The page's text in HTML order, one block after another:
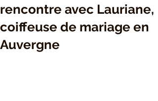
rencontre avec Lauriane,
coiffeuse de mariage en
Auvergne